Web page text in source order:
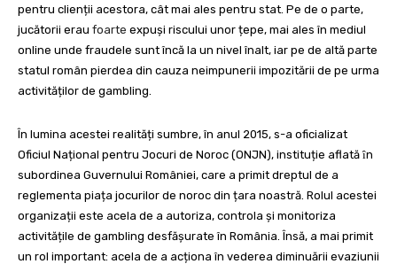
pentru clienții acestora, cât mai ales pentru stat. Pe de o parte,
jucătorii erau foarte expuși riscului unor țepe, mai ales în mediul
online unde fraudele sunt încă la un nivel înalt, iar pe de altă parte
statul român pierdea din cauza neimpunerii impozitării de pe urma
activităților de gambling.
În lumina acestei realități sumbre, în anul 2015, s-a oficializat
Oficiul Național pentru Jocuri de Noroc (ONJN), instituție aflată ȋn
subordinea Guvernului României, care a primit dreptul de a
reglementa piața jocurilor de noroc din țara noastră. Rolul acestei
organizații este acela de a autoriza, controla și monitoriza
activitățile de gambling desfășurate în România. Însă, a mai primit
un rol important: acela de a acționa în vederea diminuării evaziunii